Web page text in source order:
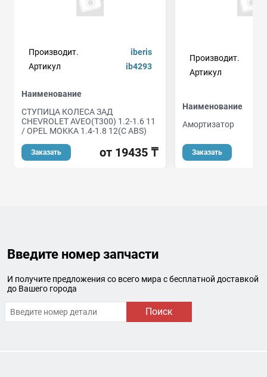
Производит.
iberis
Артикул
ib4293
Наименование
СТУПИЦА КОЛЕСА ЗАД
CHEVROLET AVEO(T300) 1.2-1.6 11
/ OPEL MOKKA 1.4-1.8 12(С ABS)
Заказать от 19435 ₸
Производит.
Артикул
Наименование
Амортизатор
Заказать
Введите номер запчасти
И получите предложения со всего мира с бесплатной доставкой
до Вашего города
Поиск